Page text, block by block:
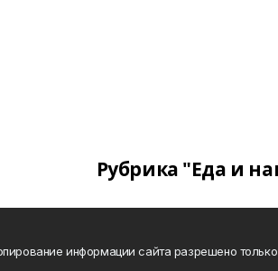
Рубрика "Еда и
информации сайта разрешено